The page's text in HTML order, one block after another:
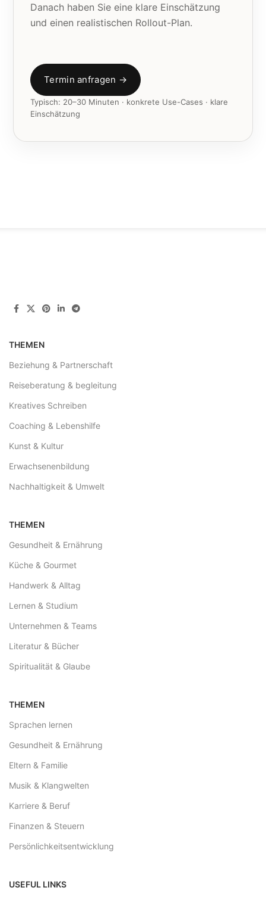
Danach haben Sie eine klare Einschätzung
und einen realistischen Rollout-Plan.
Termin anfragen →
Typisch: 20–30 Minuten · konkrete Use-Cases · klare
Einschätzung
THEMEN
Beziehung & Partnerschaft
Reiseberatung & begleitung
Kreatives Schreiben
Coaching & Lebenshilfe
Kunst & Kultur
Erwachsenenbildung
Nachhaltigkeit & Umwelt
THEMEN
Gesundheit & Ernährung
Küche & Gourmet
Handwerk & Alltag
Lernen & Studium
Unternehmen & Teams
Literatur & Bücher
Spiritualität & Glaube
THEMEN
Sprachen lernen
Gesundheit & Ernährung
Eltern & Familie
Musik & Klangwelten
Karriere & Beruf
Finanzen & Steuern
Persönlichkeitsentwicklung
USEFUL LINKS